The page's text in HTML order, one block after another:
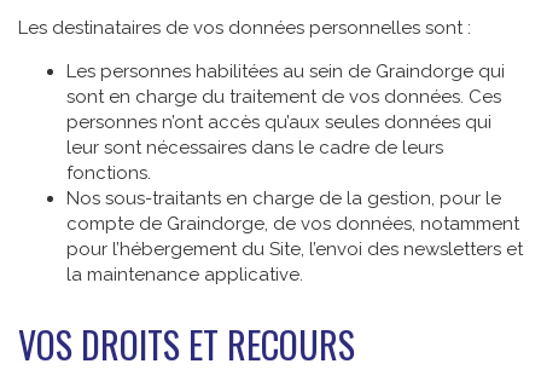
Les destinataires de vos données personnelles sont :
Les personnes habilitées au sein de Graindorge qui
sont en charge du traitement de vos données. Ces
personnes n’ont accès qu’aux seules données qui
leur sont nécessaires dans le cadre de leurs
fonctions.
Nos sous-traitants en charge de la gestion, pour le
compte de Graindorge, de vos données, notamment
pour l’hébergement du Site, l’envoi des newsletters et
la maintenance applicative.
VOS DROITS ET RECOURS